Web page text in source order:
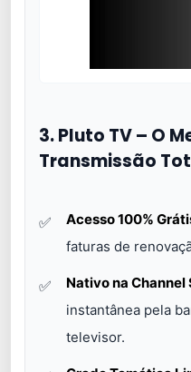
3. Pluto TV – O
Transmissão
Acesso 100%
faturas de
Nativo na Channel
instantânea pela
televisor.